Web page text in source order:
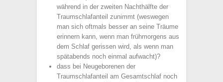
während in der zweiten Nachthälfte der
Traumschlafanteil zunimmt (weswegen
man sich oftmals besser an seine Träume
erinnern kann, wenn man frühmorgens aus
dem Schlaf gerissen wird, als wenn man
spätabends noch einmal aufwacht)?
dass bei Neugeborenen der
Traumschlafanteil am Gesamtschlaf noch